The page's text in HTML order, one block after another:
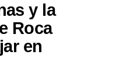
y la
Roca
en